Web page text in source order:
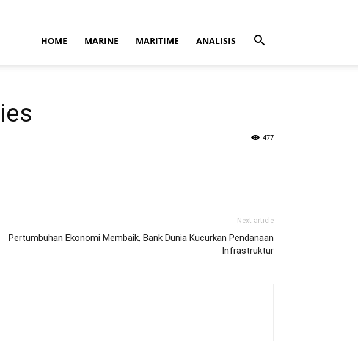
HOME MARINE MARITIME ANALISIS
477
Next article
Pertumbuhan Ekonomi Membaik, Bank Dunia Kucurkan Pendanaan
Infrastruktur